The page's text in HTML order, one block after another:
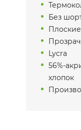
Без
Lycra
56%-
хлопок